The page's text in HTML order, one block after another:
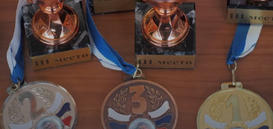
ДоброЦентр
Голодный шпион